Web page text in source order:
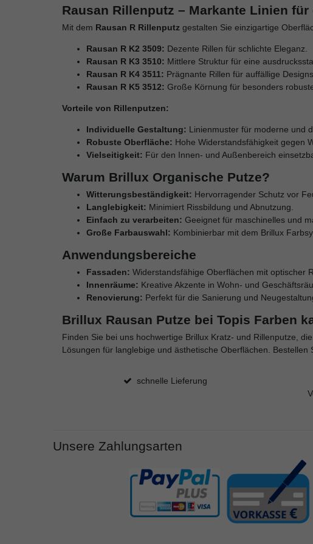
Rausan Rillenputz – Markante Linien
Mit dem Rausan R Rillenputz gestalten Sie einzigartige
Rausan R K2 3509: Dezente Rillen für schlichte Eleganz.
Rausan R K3 3510: Mittlere Struktur für eine
Rausan R K4 3511: Prägnante Rillen für auffällige Designs.
Rausan R K5 3512: Große Körnung für besonders
Vorteile von Rillenputzen:
Individuelle Gestaltung: Linienmuster für moderne und
Robuste Oberfläche: Hohe Widerstandsfähigkeit gegen
Vielseitigkeit: Für den Innen- und Außenbereich
Warum Brillux Organische Putze?
Witterungsbeständigkeit: Hervorragender Schutz vor
Langlebigkeit: Minimiert Rissbildung und Abnutzung.
Einfach zu verarbeiten: Geeignet für maschinelles und
Große Farbauswahl: Kombinierbar mit dem Brillux
Anwendungsbereiche
Fassaden: Widerstandsfähige Oberflächen mit optischer
Innenräume: Kreative Akzente in Wohn- und
Renovierung: Perfekt für die Sanierung und
Brillux Rausan Putze bei Topis Farben
Finden Sie bei uns hochwertige Brillux Kratz- und Rillenputze,
Lösungen für langlebige und ästhetische Oberflächen.
schnelle Lieferung
Unsere Zahlungsarten